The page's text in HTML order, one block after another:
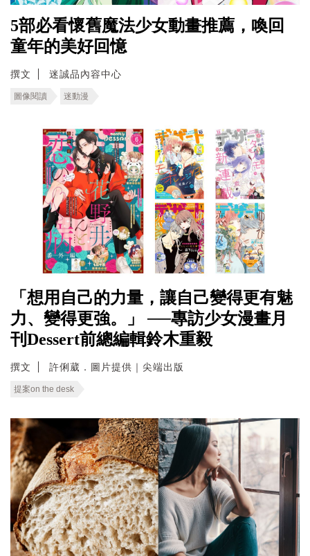
5部必看懷舊魔法少女動畫推薦，喚回
童年的美好回憶
撰文 迷誠品內容中心
圖像閱讀 迷動漫
「想用自己的力量，讓自己變得更有魅
力、變得更強。」 ──專訪少女漫畫月
刊Dessert前總編輯鈴木重毅
撰文 許俐葳．圖片提供｜尖端出版
提案on the desk